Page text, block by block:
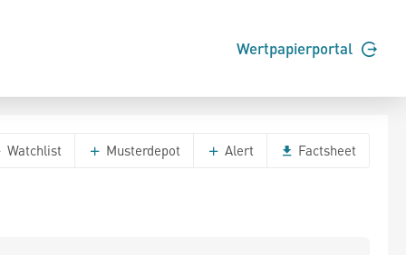
Wertpapierportal
Watchlist Musterdepot Alert Factsheet